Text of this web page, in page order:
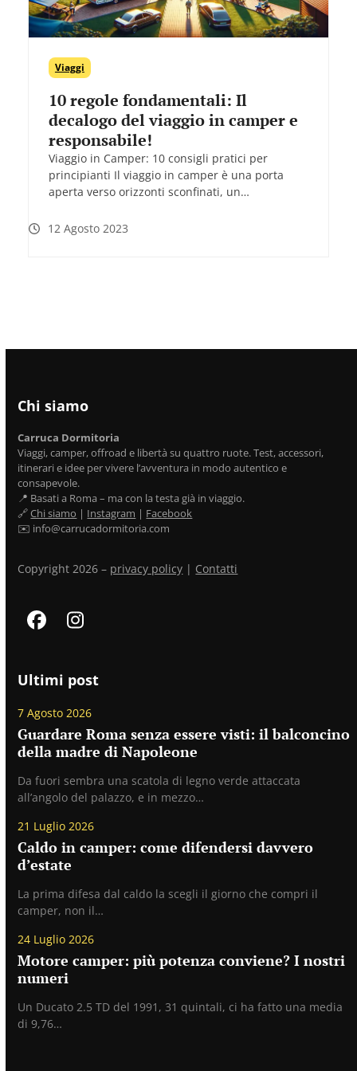
Viaggi
10 regole fondamentali: Il
decalogo del viaggio in camper e
responsabile!
Viaggio in Camper: 10 consigli pratici per
principianti Il viaggio in camper è una porta
aperta verso orizzonti sconfinati, un…
12 Agosto 2023
Chi siamo
Carruca Dormitoria
Viaggi, camper, offroad e libertà su quattro ruote. Test, accessori,
itinerari e idee per vivere l’avventura in modo autentico e
consapevole.
📍 Basati a Roma – ma con la testa già in viaggio.
🔗Chi siamo | Instagram | Facebook
✉️ info@carrucadormitoria.com
Copyright 2026 – privacy policy | Contatti
FacebookInstagram
Ultimi post
7 Agosto 2026
Guardare Roma senza essere visti: il balconcino
della madre di Napoleone
Da fuori sembra una scatola di legno verde attaccata
all’angolo del palazzo, e in mezzo…
21 Luglio 2026
Caldo in camper: come difendersi davvero
d’estate
La prima difesa dal caldo la scegli il giorno che compri il
camper, non il…
24 Luglio 2026
Motore camper: più potenza conviene? I nostri
numeri
Un Ducato 2.5 TD del 1991, 31 quintali, ci ha fatto una media
di 9,76…